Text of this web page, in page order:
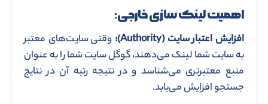
اهمیت لینک سازی خارجی:
افزایش اعتبار سایت(Authority)
: وقتی سایت‌های معتبر
به سایت شما لینک می‌دهند، گوگل سایت شما را به عنوان
منبع معتبرتری می‌شناسد و در نتیجه رتبه آن در نتایج
جستجو افزایش می‌یابد.